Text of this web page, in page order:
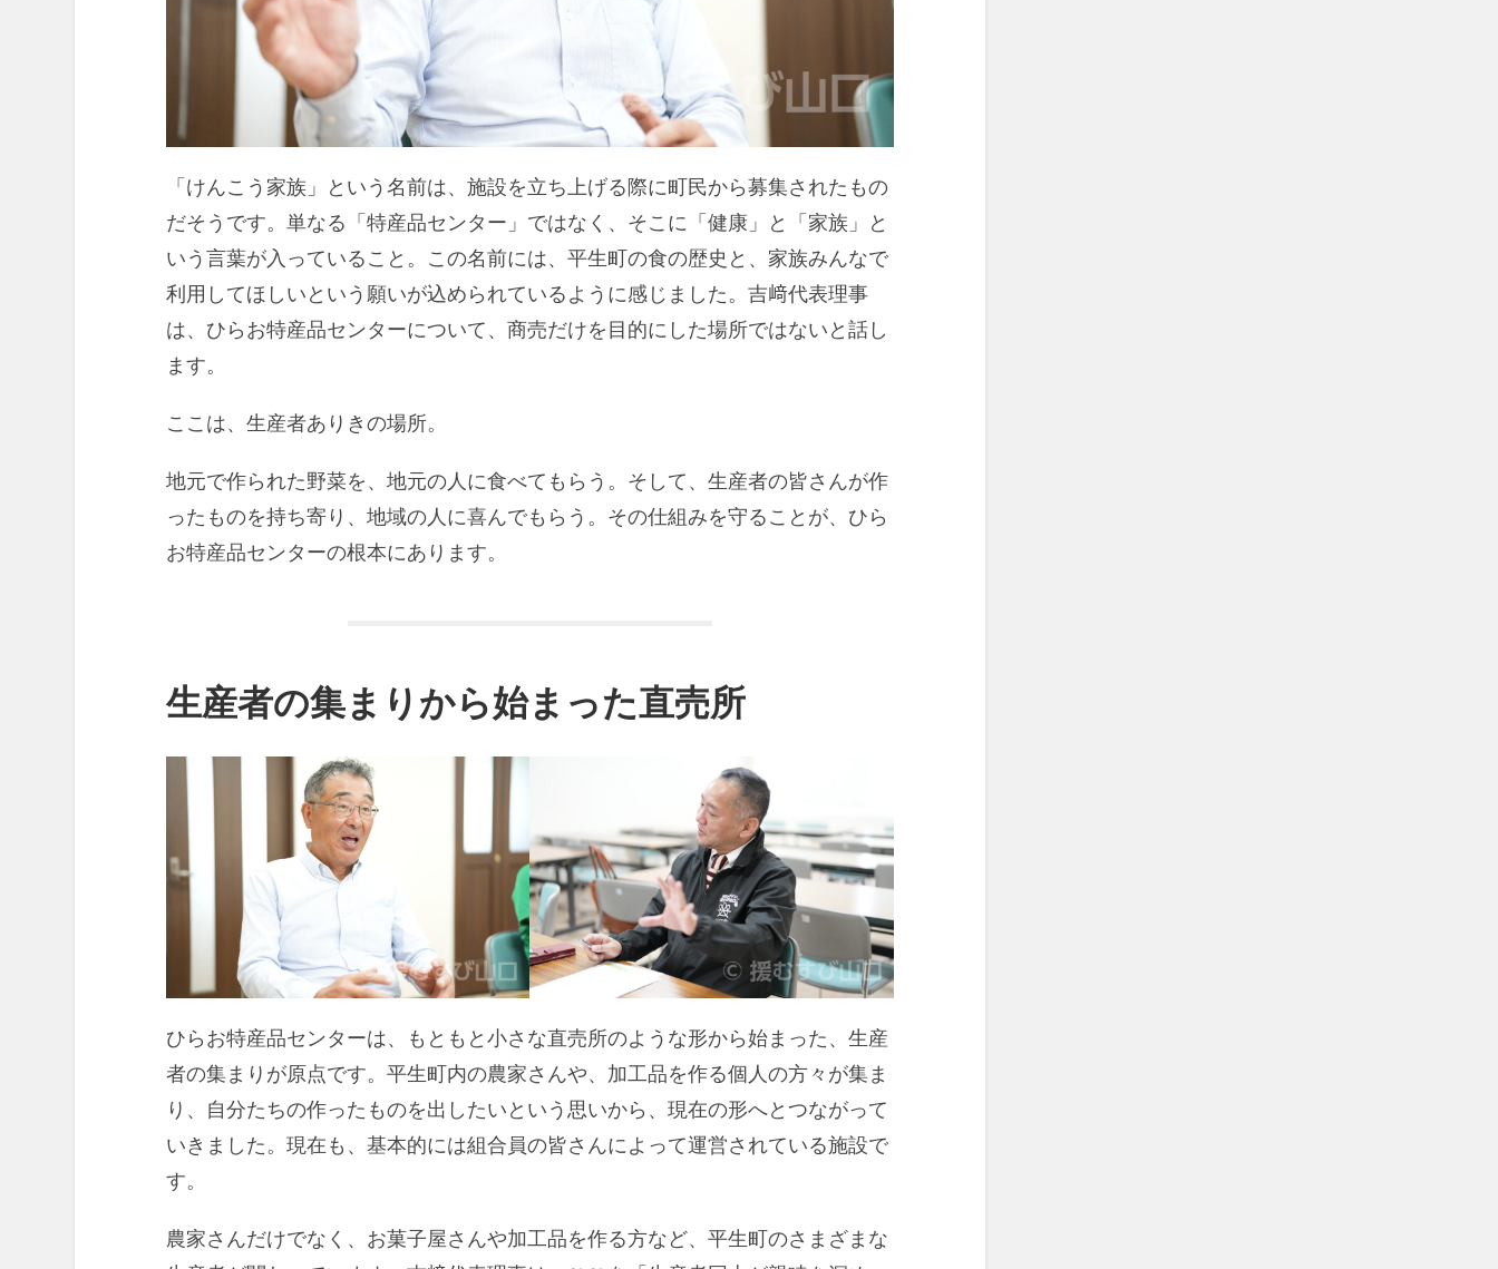
「けんこう家族」という名前は、施設を立ち上げる際に町民から募集されたもの
だそうです。単なる「特産品センター」ではなく、そこに「健康」と「家族」と
いう言葉が入っていること。この名前には、平生町の食の歴史と、家族みんなで
利用してほしいという願いが込められているように感じました。吉﨑代表理事
は、ひらお特産品センターについて、商売だけを目的にした場所ではないと話し
ます。
ここは、生産者ありきの場所。
地元で作られた野菜を、地元の人に食べてもらう。そして、生産者の皆さんが作
ったものを持ち寄り、地域の人に喜んでもらう。その仕組みを守ることが、ひら
お特産品センターの根本にあります。
生産者の集まりから始まった直売所
ひらお特産品センターは、もともと小さな直売所のような形から始まった、生産
者の集まりが原点です。平生町内の農家さんや、加工品を作る個人の方々が集ま
り、自分たちの作ったものを出したいという思いから、現在の形へとつながって
いきました。現在も、基本的には組合員の皆さんによって運営されている施設で
す。
農家さんだけでなく、お菓子屋さんや加工品を作る方など、平生町のさまざまな